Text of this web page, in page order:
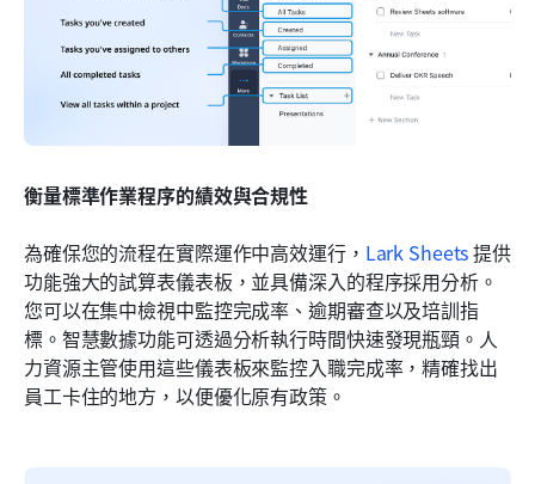
衡量標準作業程序的績效與合規性
為確保您的流程在實際運作中高效運行， Lark Sheets 提供
功能強大的試算表儀表板，並具備深入的程序採用分析。
您可以在集中檢視中監控完成率、逾期審查以及培訓指
標。智慧數據功能可透過分析執行時間快速發現瓶頸。人
力資源主管使用這些儀表板來監控入職完成率，精確找出
員工卡住的地方，以便優化原有政策。